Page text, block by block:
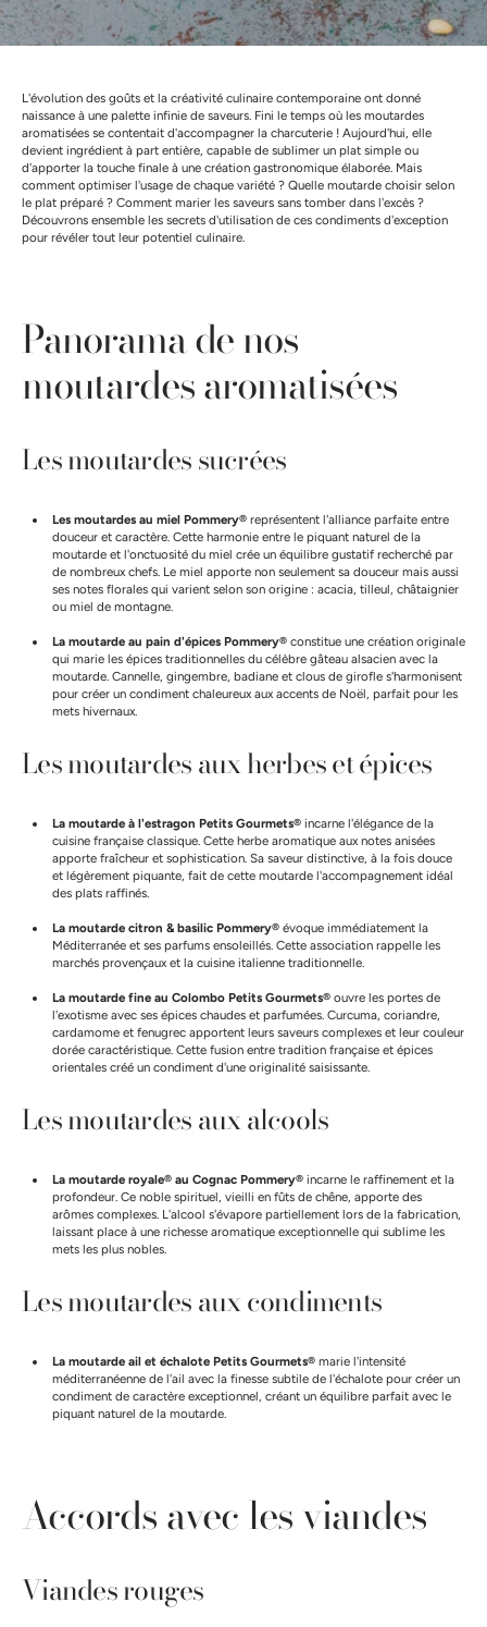
L'évolution des goûts et la créativité culinaire contemporaine ont donné
naissance à une palette infinie de saveurs. Fini le temps où les moutardes
aromatisées se contentait d'accompagner la charcuterie ! Aujourd'hui, elle
devient ingrédient à part entière, capable de sublimer un plat simple ou
d'apporter la touche finale à une création gastronomique élaborée. Mais
comment optimiser l'usage de chaque variété ? Quelle moutarde choisir selon
le plat préparé ? Comment marier les saveurs sans tomber dans l'excès ?
Découvrons ensemble les secrets d'utilisation de ces condiments d'exception
pour révéler tout leur potentiel culinaire.
Panorama de nos
moutardes aromatisées
Les moutardes sucrées
Les moutardes au miel Pommery® représentent l'alliance parfaite entre
douceur et caractère. Cette harmonie entre le piquant naturel de la
moutarde et l'onctuosité du miel crée un équilibre gustatif recherché par
de nombreux chefs. Le miel apporte non seulement sa douceur mais aussi
ses notes florales qui varient selon son origine : acacia, tilleul, châtaignier
ou miel de montagne.
La moutarde au pain d'épices Pommery® constitue une création originale
qui marie les épices traditionnelles du célèbre gâteau alsacien avec la
moutarde. Cannelle, gingembre, badiane et clous de girofle s'harmonisent
pour créer un condiment chaleureux aux accents de Noël, parfait pour les
mets hivernaux.
Les moutardes aux herbes et épices
La moutarde à l'estragon Petits Gourmets® incarne l'élégance de la
cuisine française classique. Cette herbe aromatique aux notes anisées
apporte fraîcheur et sophistication. Sa saveur distinctive, à la fois douce
et légèrement piquante, fait de cette moutarde l'accompagnement idéal
des plats raffinés.
La moutarde citron & basilic Pommery® évoque immédiatement la
Méditerranée et ses parfums ensoleillés. Cette association rappelle les
marchés provençaux et la cuisine italienne traditionnelle.
La moutarde fine au Colombo Petits Gourmets® ouvre les portes de
l'exotisme avec ses épices chaudes et parfumées. Curcuma, coriandre,
cardamome et fenugrec apportent leurs saveurs complexes et leur couleur
dorée caractéristique. Cette fusion entre tradition française et épices
orientales créé un condiment d'une originalité saisissante.
Les moutardes aux alcools
La moutarde royale® au Cognac Pommery® incarne le raffinement et la
profondeur. Ce noble spirituel, vieilli en fûts de chêne, apporte des
arômes complexes. L'alcool s'évapore partiellement lors de la fabrication,
laissant place à une richesse aromatique exceptionnelle qui sublime les
mets les plus nobles.
Les moutardes aux condiments
La moutarde ail et échalote Petits Gourmets® marie l'intensité
méditerranéenne de l'ail avec la finesse subtile de l'échalote pour créer un
condiment de caractère exceptionnel, créant un équilibre parfait avec le
piquant naturel de la moutarde.
Accords avec les viandes
Viandes rouges